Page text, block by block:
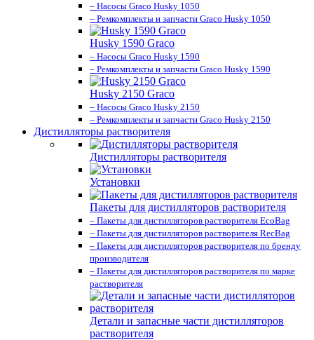
– Насосы Graco Husky 1050
– Ремкомплекты и запчасти Graco Husky 1050
Husky 1590 Graco
– Насосы Graco Husky 1590
– Ремкомплекты и запчасти Graco Husky 1590
Husky 2150 Graco
– Насосы Graco Husky 2150
– Ремкомплекты и запчасти Graco Husky 2150
Дистилляторы растворителя
Дистилляторы растворителя
Установки
Пакеты для дистилляторов растворителя
– Пакеты для дистилляторов растворителя EcoBag
– Пакеты для дистилляторов растворителя RecBag
– Пакеты для дистилляторов растворителя по бренду
производителя
– Пакеты для дистилляторов растворителя по марке
растворителя
Детали и запасные части дистилляторов
растворителя